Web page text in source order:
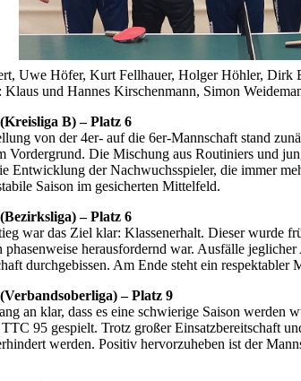
Uwe Höfer, Kurt Fellhauer, Holger Höhler, Dirk
und Hannes Kirschenmann, Simon
B) – Platz 6
von der 4er- auf die 6er-Mannschaft stand
Vordergrund. Die Mischung aus Routiniers und
Entwicklung der Nachwuchsspieler, die immer
Saison im gesicherten Mittelfeld.
– Platz 6
war das Ziel klar: Klassenerhalt. Dieser wurde
phasenweise herausfordernd war. Ausfälle
durchgebissen. Am Ende steht ein respektabler
– Platz 9
an klar, dass es eine schwierige Saison werden
95 gespielt. Trotz großer Einsatzbereitschaft
werden. Positiv hervorzuheben ist der